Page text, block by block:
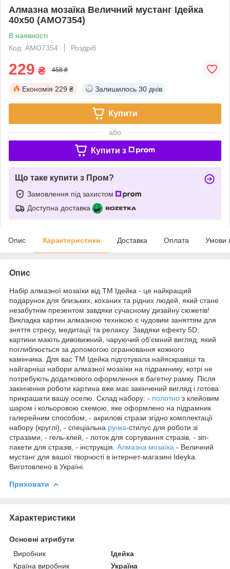
Алмазна мозаїка Величний мустанг Ідейка
40х50 (AMO7354)
В наявності
Код: AMO7354
Роздріб
229 ₴ 458 ₴
Економія 229 ₴ Залишилось 30 днів
Купити
або
Купити з
Що таке купити з Пром?
Замовлення під захистом
Доступна доставка
Опис Характеристики Доставка Оплата Умови
Опис
Набір алмазної мозаїки від ТМ Ідейка - це найкращий
подарунок для близьких, коханих та рідних людей, який стане
незабутнім презентом завдяки сучасному дизайну сюжетів!
Викладка картин алмазною технікою є чудовим заняттям для
зняття стресу, медитації та релаксу. Завдяки ефекту 5D,
картини мають дивовижний, чаруючий об’ємний вигляд, який
поглиблюється за допомогою огранювання кожного
камінчика. Для вас ТМ Ідейка підготувала найяскравіші та
найгарніші набори алмазної мозаїки на підрамнику, котрі не
потребують додаткового оформлення в багетну рамку. Після
закінчення роботи картина вже має закінчений вигляд і готова
прикрашати вашу оселю. Склад набору: - полотно з клейовим
шаром і кольоровою схемою, яке оформлено на підрамник
галерейним способом, - акрилові стрази згідно комплектації
набору (круглі), - спеціальна ручка-стилус для роботи зі
стразами, - гель-клей, - лоток для сортування стразів, - зіп-
пакети для стразів, - інструкція. Алмазна мозаїка - Величний
мустанг для вашої творчості в інтернет-магазині Ideyka.
Виготовлено в Україні.
Приховати
Характеристики
Основні атрибути
Виробник
Ідейка
Країна виробник
Україна